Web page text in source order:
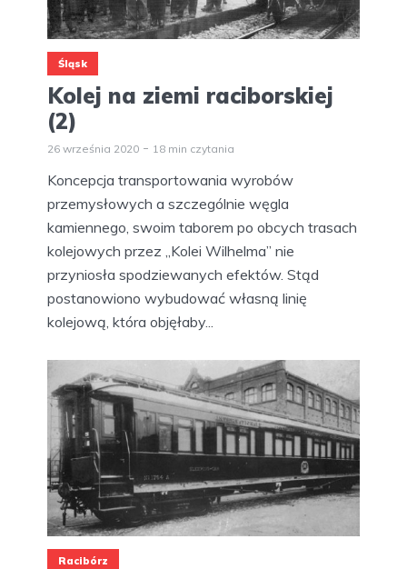
Śląsk
Kolej na ziemi raciborskiej
(2)
26 września 2020 18 min czytania
Koncepcja transportowania wyrobów
przemysłowych a szczególnie węgla
kamiennego, swoim taborem po obcych trasach
kolejowych przez „Kolei Wilhelma” nie
przyniosła spodziewanych efektów. Stąd
postanowiono wybudować własną linię
kolejową, która objęłaby...
Racibórz